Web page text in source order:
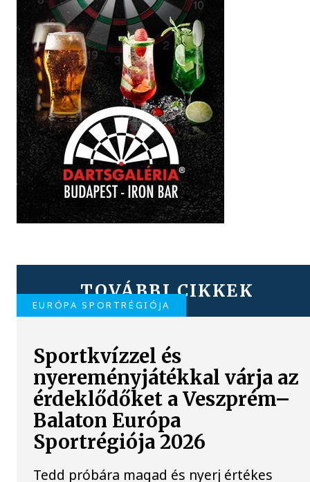
TOVÁBBI CIKKEK
EURÓPA SPORTRÉGIÓJA
Sportkvízzel és
nyereményjátékkal várja az
érdeklődőket a Veszprém–
Balaton Európa
Sportrégiója 2026
Tedd próbára magad és nyerj értékes